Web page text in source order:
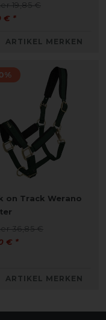
19,85 €
€ *
ARTIKEL MERKEN
on Track Werano
36,85 €
€ *
ARTIKEL MERKEN